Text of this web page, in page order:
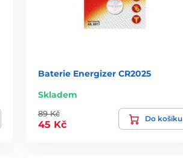
Baterie Energizer CR2025
Skladem
89 Kč
45 Kč
Do košíku